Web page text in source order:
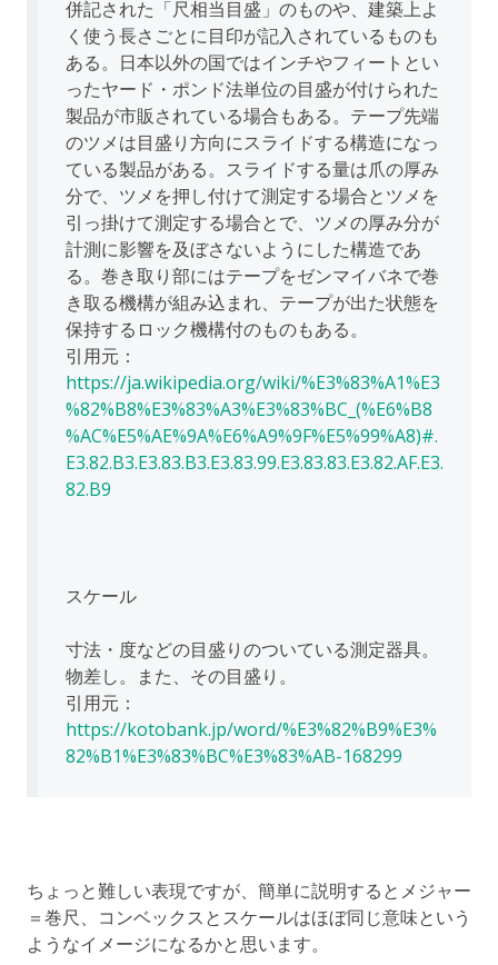
併記された「尺相当目盛」のものや、建築上よ
く使う長さごとに目印が記入されているものも
ある。日本以外の国ではインチやフィートとい
ったヤード・ポンド法単位の目盛が付けられた
製品が市販されている場合もある。テープ先端
のツメは目盛り方向にスライドする構造になっ
ている製品がある。スライドする量は爪の厚み
分で、ツメを押し付けて測定する場合とツメを
引っ掛けて測定する場合とで、ツメの厚み分が
計測に影響を及ぼさないようにした構造であ
る。巻き取り部にはテープをゼンマイバネで巻
き取る機構が組み込まれ、テープが出た状態を
保持するロック機構付のものもある。
引用元：
https://ja.wikipedia.org/wiki/%E3%83%A1%E3
%82%B8%E3%83%A3%E3%83%BC_(%E6%B8
%AC%E5%AE%9A%E6%A9%9F%E5%99%A8)#.
E3.82.B3.E3.83.B3.E3.83.99.E3.83.83.E3.82.AF.E3.
82.B9
スケール
寸法・度などの目盛りのついている測定器具。
物差し。また、その目盛り。
引用元：
https://kotobank.jp/word/%E3%82%B9%E3%
82%B1%E3%83%BC%E3%83%AB-168299
ちょっと難しい表現ですが、簡単に説明するとメジャー
＝巻尺、コンベックスとスケールはほぼ同じ意味という
ようなイメージになるかと思います。